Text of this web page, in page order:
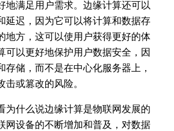
地满足用户需求。边缘计算还可以
延迟，因为它可以将计算和数据存
地方，这可以使用户获得更好的体
可以更好地保护用户数据安全，因
存储，而不是在中心化服务器上，
或篡改的风险。
为什么说边缘计算是物联网发展的
网设备的不断增加和普及，对数据